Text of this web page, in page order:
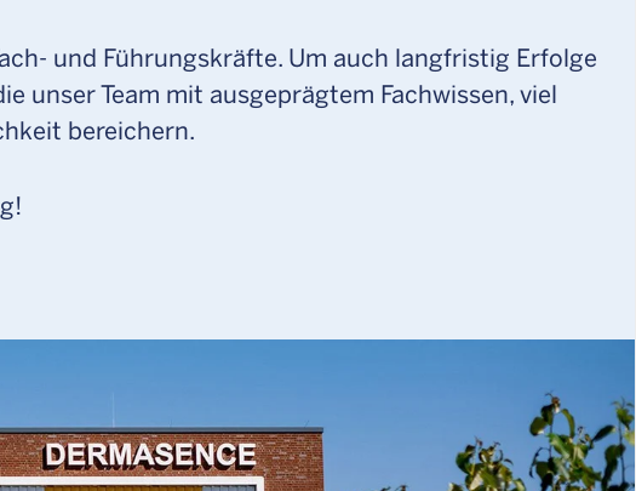
und Führungskräfte. Um auch langfristig Erfolge
unser Team mit ausgeprägtem Fachwissen, viel
bereichern.